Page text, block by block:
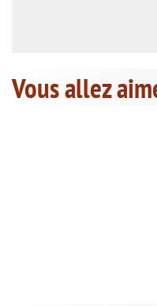
Vous allez